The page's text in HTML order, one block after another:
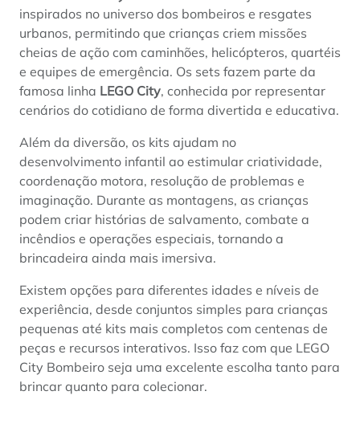
inspirados no universo dos bombeiros e resgates
urbanos, permitindo que crianças criem missões
cheias de ação com caminhões, helicópteros, quartéis
e equipes de emergência. Os sets fazem parte da
famosa linha LEGO City, conhecida por representar
cenários do cotidiano de forma divertida e educativa.
Além da diversão, os kits ajudam no
desenvolvimento infantil ao estimular criatividade,
coordenação motora, resolução de problemas e
imaginação. Durante as montagens, as crianças
podem criar histórias de salvamento, combate a
incêndios e operações especiais, tornando a
brincadeira ainda mais imersiva.
Existem opções para diferentes idades e níveis de
experiência, desde conjuntos simples para crianças
pequenas até kits mais completos com centenas de
peças e recursos interativos. Isso faz com que LEGO
City Bombeiro seja uma excelente escolha tanto para
brincar quanto para colecionar.